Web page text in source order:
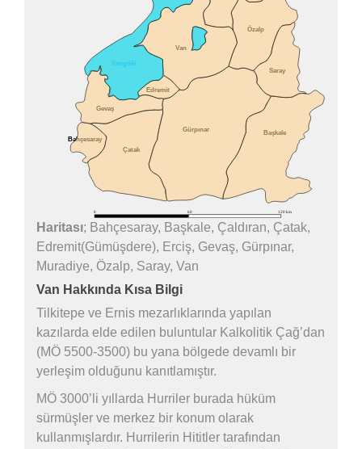
Haritası; Bahçesaray, Başkale, Çaldıran, Çatak,
Edremit(Gümüşdere), Erciş, Gevaş, Gürpınar,
Muradiye, Özalp, Saray, Van
Van Hakkında Kısa Bilgi
Tilkitepe ve Ernis mezarlıklarında yapılan
kazılarda elde edilen buluntular Kalkolitik Çağ’dan
(MÖ 5500-3500) bu yana bölgede devamlı bir
yerleşim olduğunu kanıtlamıştır.
MÖ 3000’li yıllarda Hurriler burada hüküm
sürmüşler ve merkez bir konum olarak
kullanmışlardır. Hurrilerin Hititler tarafından